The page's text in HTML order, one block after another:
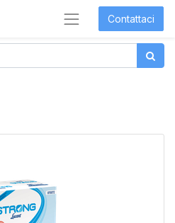
Contattaci